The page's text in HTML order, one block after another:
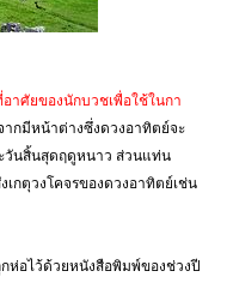
าศัยของนักบวชเพื่อใช้ในกา
ากมีหน้าต่างซึ่งดวงอาทิตย์จะ
วันสิ้นสุดฤดูหนาว ส่วนแท่น
กตุวงโคจรของดวงอาทิตย์เช่น
อไว้ด้วยหนังสือพิมพ์ของช่วงปี